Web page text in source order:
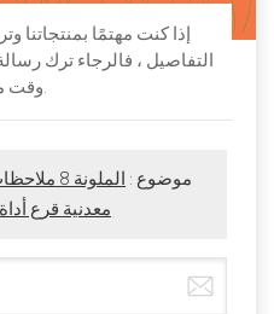
إذا كنت مهتمًا
التفاصيل ، فالرجاء ترك
وقت ممكن.
موضوع :
الملونة
معدنية قرع